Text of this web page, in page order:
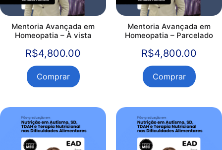
Mentoria Avançada em
Homeopatia – À vista
R$4,800.00
Comprar
Mentoria Avançada em
Homeopatia – Parcelado
R$4,800.00
Comprar